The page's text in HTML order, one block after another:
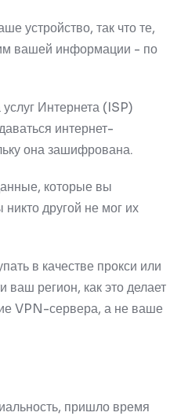
устройство, так что те,
им вашей информации - по
Интернета (ISP)
интернет-
она зашифрована.
которые вы
другой не мог их
в качестве прокси или
ваш регион, как это делает
VPN-сервера, а не ваше
пришло время